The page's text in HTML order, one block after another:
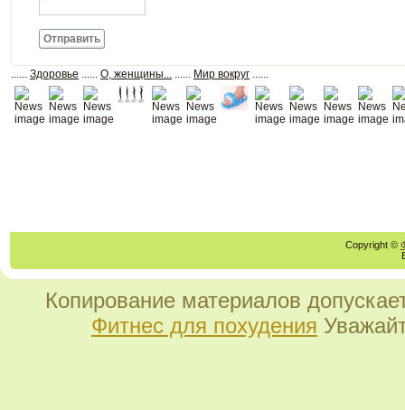
Отправить
...... Здоровье ...... О, женщины... ...... Мир вокруг ......
Copyright ©
Копирование материалов
Фитнес для похудения